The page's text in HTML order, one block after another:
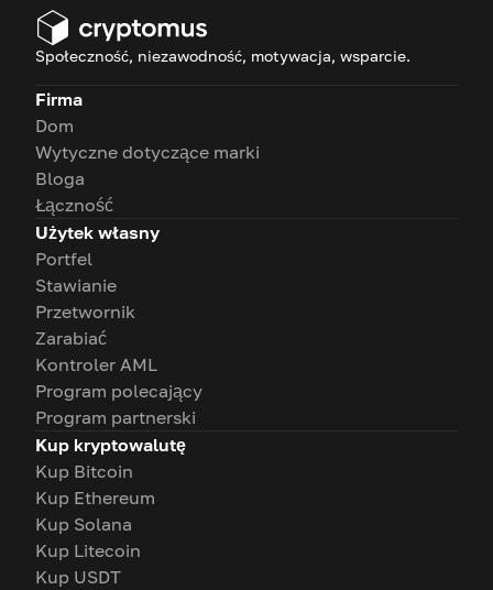
Społeczność, niezawodność, motywacja, wsparcie.
Firma
Dom
Wytyczne dotyczące marki
Bloga
Łączność
Użytek własny
Portfel
Stawianie
Przetwornik
Zarabiać
Kontroler AML
Program polecający
Program partnerski
Kup kryptowalutę
Kup Bitcoin
Kup Ethereum
Kup Solana
Kup Litecoin
Kup USDT